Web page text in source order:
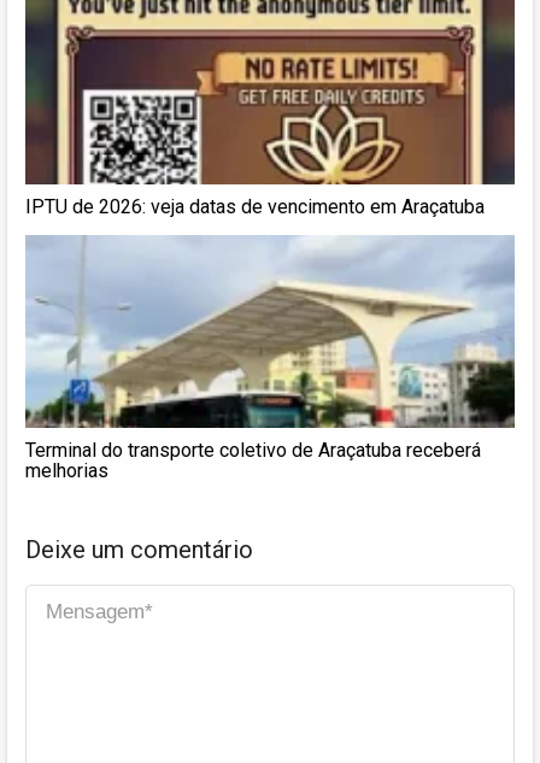
IPTU de 2026: veja datas de vencimento em Araçatuba
Terminal do transporte coletivo de Araçatuba receberá
melhorias
Deixe um comentário